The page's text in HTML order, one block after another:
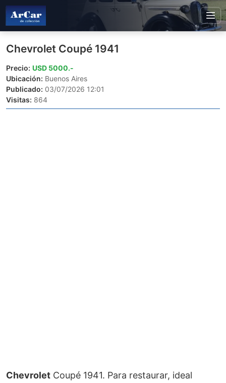
Chevrolet Coupé 1941
Precio: USD 5000.-
Ubicación: Buenos Aires
Publicado: 03/07/2026 12:01
Visitas: 864
Chevrolet Coupé 1941. Para restaurar, ideal